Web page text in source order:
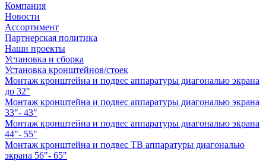
Компания
Новости
Ассортимент
Партнерская политика
Наши проекты
Установка и сборка
Установка кронштейнов/стоек
Монтаж кронштейна и подвес аппаратуры диагональю экрана
до 32"
Монтаж кронштейна и подвес аппаратуры диагональю экрана
33"- 43"
Монтаж кронштейна и подвес аппаратуры диагональю экрана
44"- 55"
Монтаж кронштейна и подвес ТВ аппаратуры диагональю
экрана 56"- 65"